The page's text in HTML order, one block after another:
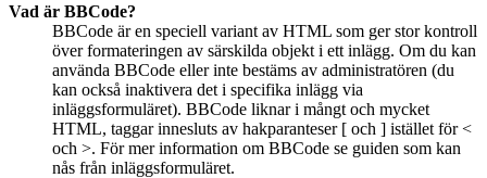
Vad är BBCode?
BBCode är en speciell variant av HTML som ger stor kontroll
över formateringen av särskilda objekt i ett inlägg. Om du kan
använda BBCode eller inte bestäms av administratören (du
kan också inaktivera det i specifika inlägg via
inläggsformuläret). BBCode liknar i mångt och mycket
HTML, taggar innesluts av hakparanteser [ och ] istället för <
och >. För mer information om BBCode se guiden som kan
nås från inläggsformuläret.